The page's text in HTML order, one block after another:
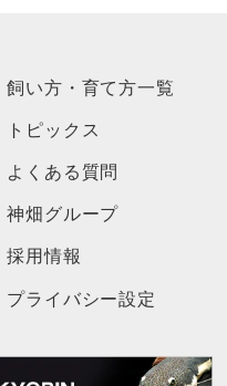
飼い方・育て方一覧
トピックス
よくある質問
神畑グループ
採用情報
プライバシー設定